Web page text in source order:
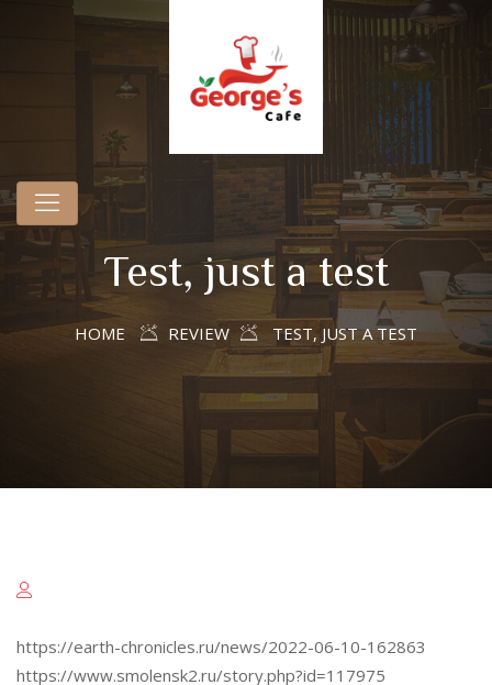
Test, just a test
HOME REVIEW TEST, JUST A TEST
https://earth-chronicles.ru/news/2022-06-10-162863
https://www.smolensk2.ru/story.php?id=117975